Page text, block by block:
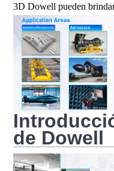
3D Dowell pueden
de Dowell